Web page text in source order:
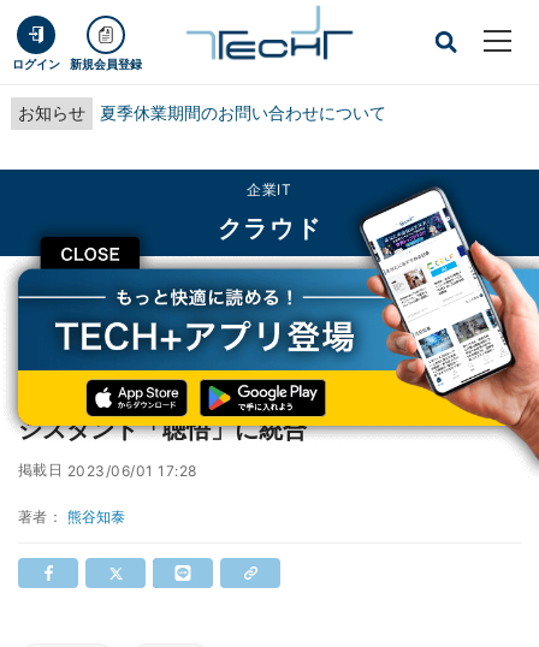
ログイン 新規会員登録
お知らせ 夏季休業期間のお問い合わせについて
CLOSE
企業IT
クラウド
TECH+ 企業IT
クラウド
アリババクラウド、LLM「通義千問」をAIアシスタント「聴悟」に統合
アリババクラウド、LLM「通義千問」をAIア
シスタント「聴悟」に統合
掲載日 2023/06/01 17:28
著者： 熊谷知泰